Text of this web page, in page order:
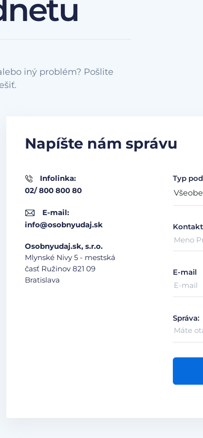
iný problém? Pošlite
Napíšte nám správu
Infolinka:
02/ 800 800 80
E-mail:
info@osobnyudaj.sk
Osobnyudaj.sk, s.r.o.
Mlynské Nivy 5 - mestská
časť Ružinov 821 09
Bratislava
Typ
E-mail
Správa: